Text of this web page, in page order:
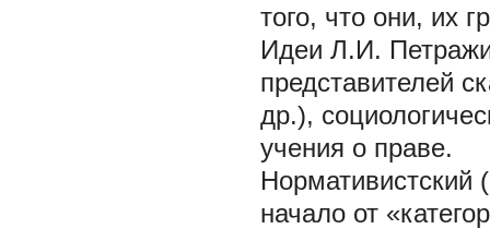
того, что они, их
Идеи Л.И.
представителей
др.),
учения о праве.
Нормативистский (
начало от